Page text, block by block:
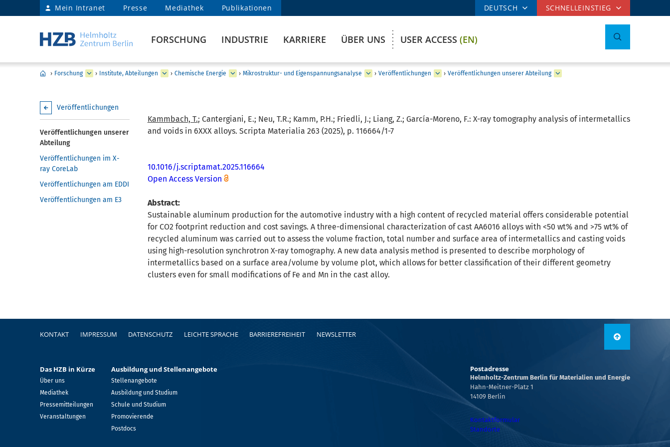
Mein Intranet Presse Mediathek Publikationen DEUTSCH SCHNELLEINSTIEG
FORSCHUNG INDUSTRIE KARRIERE ÜBER UNS USER ACCESS (EN)
› Forschung › Institute, Abteilungen › Chemische Energie › Mikrostruktur- und Eigenspannungsanalyse › Veröffentlichungen › Veröffentlichungen unserer Abteilung
Veröffentlichungen
Veröffentlichungen unserer
Abteilung
Veröffentlichungen im X-
ray CoreLab
Veröffentlichungen am EDDI
Veröffentlichungen am E3
Kammbach, T.; Cantergiani, E.; Neu, T.R.; Kamm, P.H.; Friedli, J.; Liang, Z.; García-Moreno, F.: X-ray tomography analysis of intermetallics
and voids in 6XXX alloys. Scripta Materialia 263 (2025), p. 116664/1-7
10.1016/j.scriptamat.2025.116664
Open Access Version
Abstract:
Sustainable aluminum production for the automotive industry with a high content of recycled material offers considerable potential
for CO2 footprint reduction and cost savings. A three-dimensional characterization of cast AA6016 alloys with <50 wt% and >75 wt% of
recycled aluminum was carried out to assess the volume fraction, total number and surface area of intermetallics and casting voids
using high-resolution synchrotron X-ray tomography. A new data analysis method is presented to describe morphology of
intermetallics based on a surface area/volume by volume plot, which allows for better classification of their different geometry
clusters even for small modifications of Fe and Mn in the cast alloy.
Fußzeile
KONTAKT IMPRESSUM DATENSCHUTZ LEICHTE SPRACHE BARRIEREFREIHEIT NEWSLETTER
Das HZB in Kürze
Über uns
Mediathek
Pressemitteilungen
Veranstaltungen
Ausbildung und Stellenangebote
Stellenangebote
Ausbildung und Studium
Schule und Studium
Promovierende
Postdocs
Postadresse
Helmholtz-Zentrum Berlin für Materialien und Energie
Hahn-Meitner-Platz 1
14109 Berlin
Kontaktformular
Standorte